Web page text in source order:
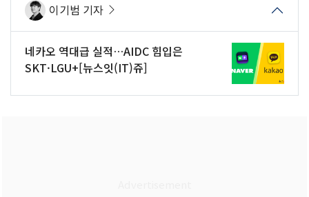
이기범 기자
네카오 역대급 실적…AIDC 힘입은
SKT·LGU+[뉴스잇(IT)쥬]